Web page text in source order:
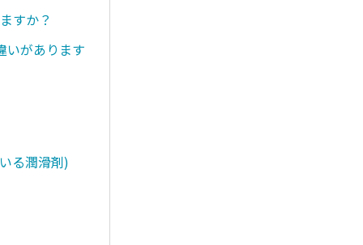
すか？
いがあります
る潤滑剤)